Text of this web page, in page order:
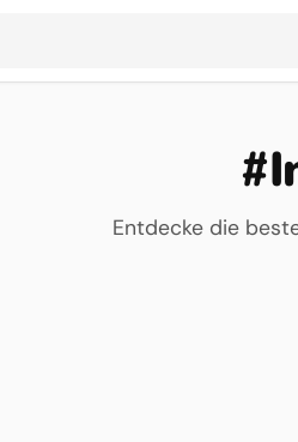
Entdecke die